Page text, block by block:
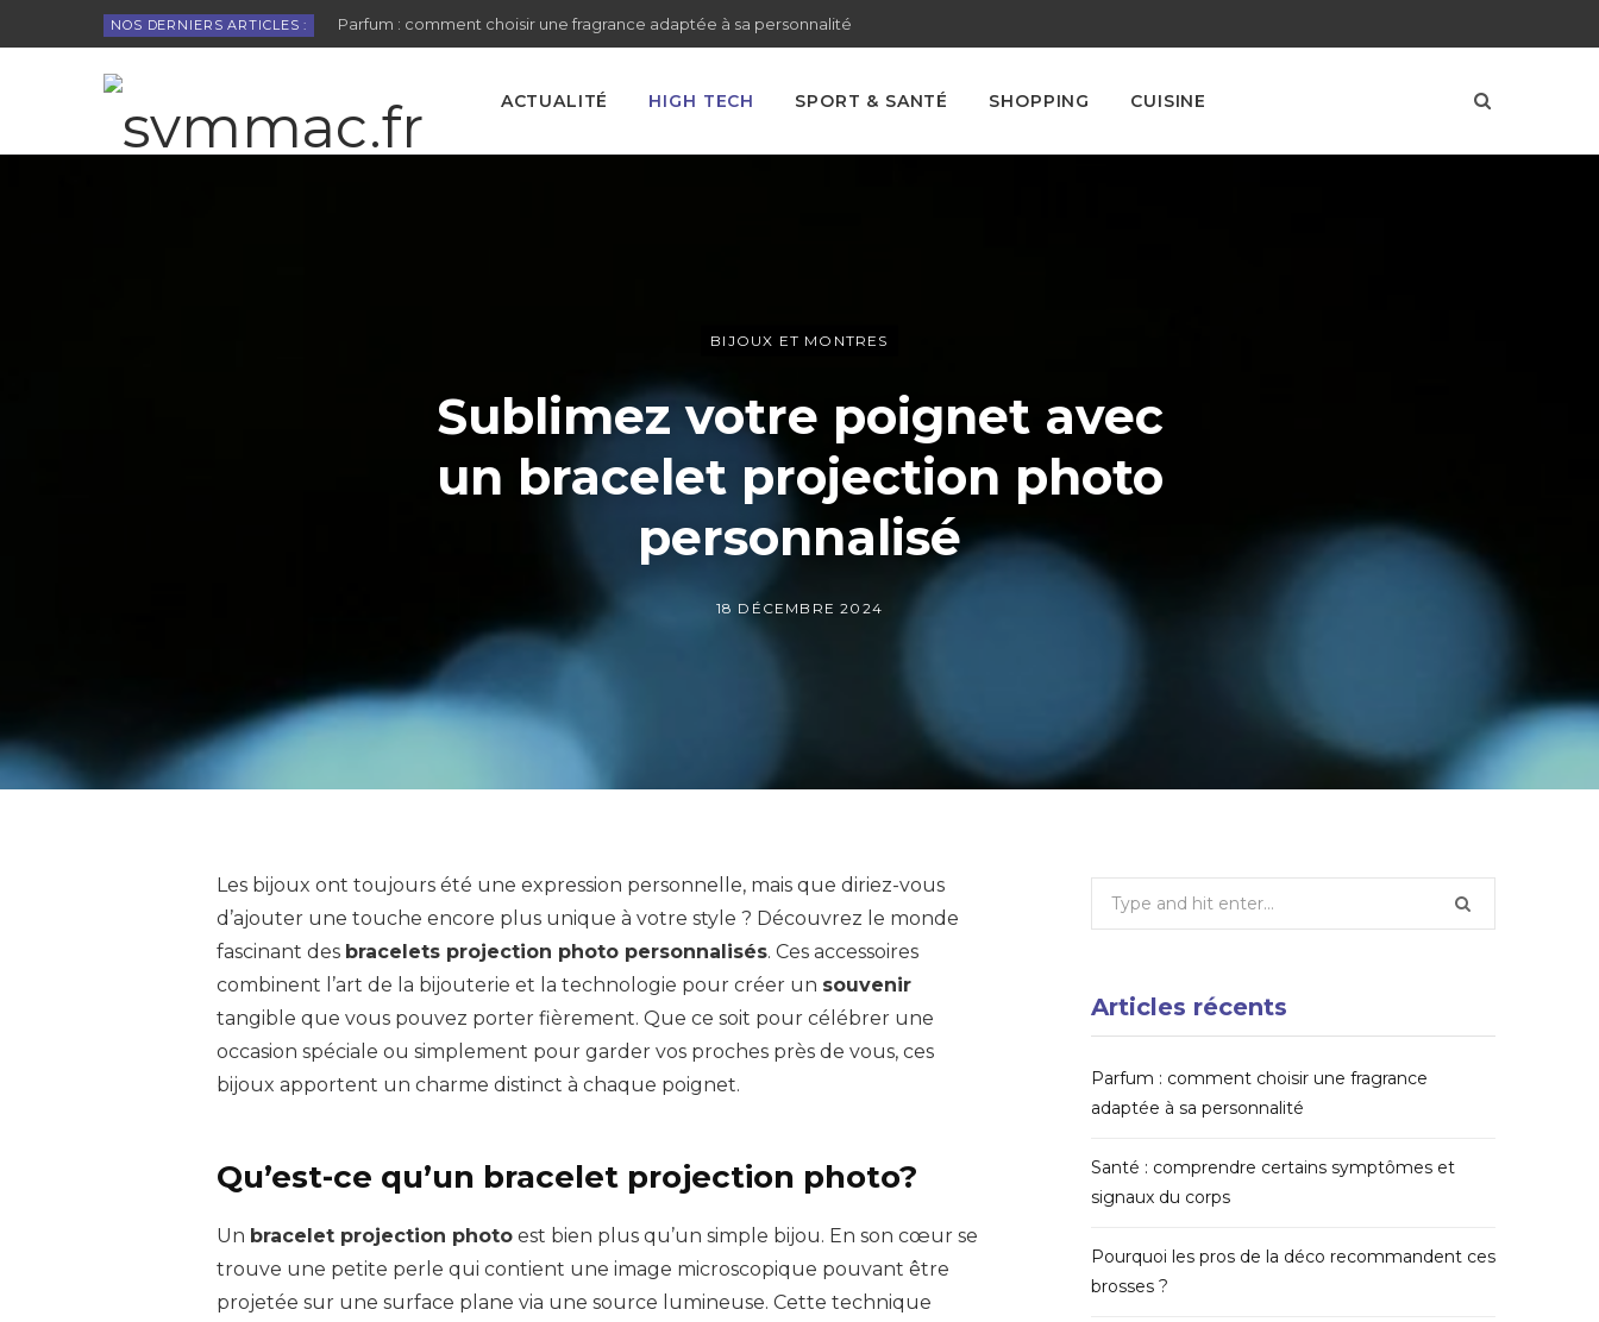
NOS DERNIERS ARTICLES : Parfum : comment choisir une fragrance adaptée à sa personnalité
ACTUALITÉ HIGH TECH SPORT & SANTÉ SHOPPING CUISINE
BIJOUX ET MONTRES
Sublimez votre poignet avec
un bracelet projection photo
personnalisé
18 DÉCEMBRE 2024
Les bijoux ont toujours été une expression personnelle, mais que diriez-vous
d’ajouter une touche encore plus unique à votre style ? Découvrez le monde
fascinant des bracelets projection photo personnalisés. Ces accessoires
combinent l’art de la bijouterie et la technologie pour créer un souvenir
tangible que vous pouvez porter fièrement. Que ce soit pour célébrer une
occasion spéciale ou simplement pour garder vos proches près de vous, ces
bijoux apportent un charme distinct à chaque poignet.
Qu’est-ce qu’un bracelet projection photo?
Un bracelet projection photoest bien plus qu’un simple bijou. En son cœur se
trouve une petite perle qui contient une image microscopique pouvant être
projetée sur une surface plane via une source lumineuse. Cette technique
Search
Articles récents
Parfum : comment choisir une fragrance
adaptée à sa personnalité
Santé : comprendre certains symptômes et
signaux du corps
Pourquoi les pros de la déco recommandent ces
brosses ?